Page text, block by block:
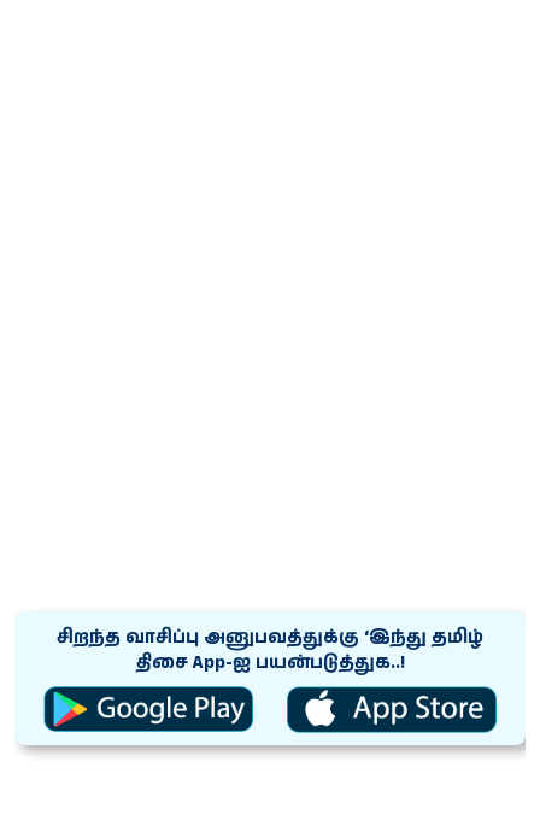
சிறந்த வாசிப்பு அனுபவத்துக்கு ‘இந்து தமிழ்
திசை App-ஐ பயன்படுத்துக..!